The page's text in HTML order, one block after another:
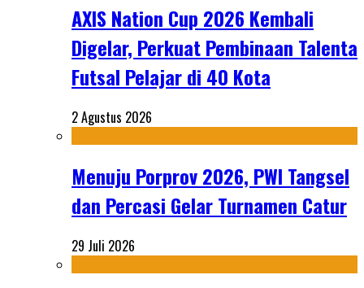
AXIS Nation Cup 2026 Kembali
Digelar, Perkuat Pembinaan Talenta
Futsal Pelajar di 40 Kota
2 Agustus 2026
Menuju Porprov 2026, PWI Tangsel
dan Percasi Gelar Turnamen Catur
29 Juli 2026